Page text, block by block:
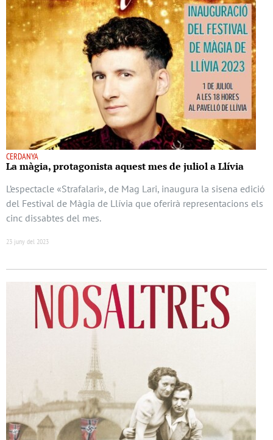
CERDANYA
La màgia, protagonista aquest mes de juliol a Llívia
L’espectacle «Strafalari», de Mag Lari, inaugura la sisena edició
del Festival de Màgia de Llívia que oferirà representacions els
cinc dissabtes del mes.
23 juny del 2023